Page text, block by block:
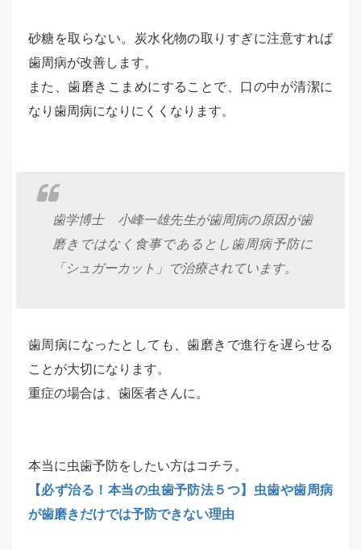
砂糖を取らない。炭水化物の取りすぎに注意すれば
歯周病が改善します。
また、歯磨きこまめにすることで、口の中が清潔に
なり歯周病になりにくくなります。
歯学博士 小峰一雄先生が歯周病の原因が歯
磨きではなく食事であるとし歯周病予防に
「シュガーカット」で治療されています。
歯周病になったとしても、歯磨きで進行を遅らせる
ことが大切になります。
重症の場合は、歯医者さんに。
本当に虫歯予防をしたい方はコチラ。
【必ず治る！本当の虫歯予防法５つ】虫歯や歯周病
が歯磨きだけでは予防できない理由